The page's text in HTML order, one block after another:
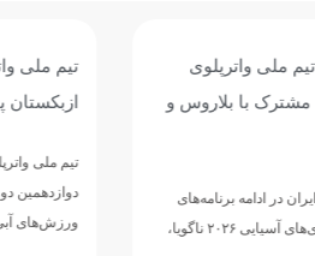
تیم ملی واترپلوی جوانان ایران
ازبکستان پنجم آسیا شد
تیم ملی واترپلوی جوانان ایران در
دوازدهمین دوره مسابقات قهرمانی
ورزش‌های آبی آسیا، با…